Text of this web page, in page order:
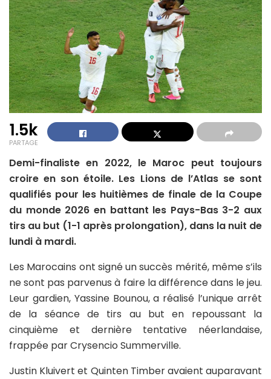
1.5k
PARTAGE
Demi-finaliste en 2022, le Maroc peut toujours
croire en son étoile. Les Lions de l’Atlas se sont
qualifiés pour les huitièmes de finale de la Coupe
du monde 2026 en battant les Pays-Bas 3-2 aux
tirs au but (1-1 après prolongation), dans la nuit de
lundi à mardi.
Les Marocains ont signé un succès mérité, même s’ils
ne sont pas parvenus à faire la différence dans le jeu.
Leur gardien, Yassine Bounou, a réalisé l’unique arrêt
de la séance de tirs au but en repoussant la
cinquième et dernière tentative néerlandaise,
frappée par Crysencio Summerville.
Justin Kluivert et Quinten Timber avaient auparavant